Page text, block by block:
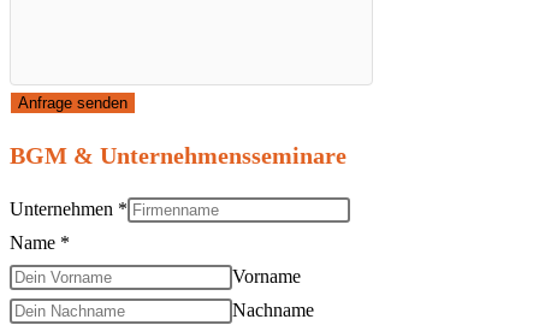
Anfrage senden
BGM & Unternehmensseminare
Unternehmen *
Name *
Vorname
Nachname